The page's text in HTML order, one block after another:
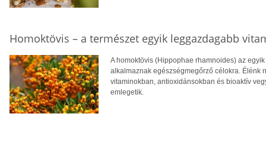
Homoktövis – a természet egyik leggazdagabb
A homoktövis (Hippophae rhamnoides) az
alkalmaznak egészségmegőrző célokra. Élénk
vitaminokban, antioxidánsokban és bioaktív
emlegetik.